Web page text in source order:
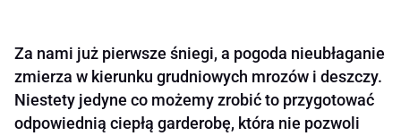
Za nami już pierwsze śniegi, a pogoda nieubłaganie
zmierza w kierunku grudniowych mrozów i deszczy.
Niestety jedyne co możemy zrobić to przygotować
odpowiednią ciepłą garderobę, która nie pozwoli